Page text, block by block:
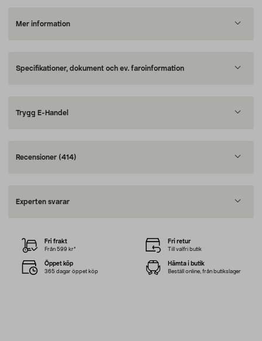
Mer information
Specifikationer, dokument och ev. faroinformation
Trygg E-Handel
Recensioner (414)
Experten svarar
Fri frakt
Från 599 kr*
Fri retur
Till valfri butik
Öppet köp
365 dagar öppet köp
Hämta i butik
Beställ online, från butikslager